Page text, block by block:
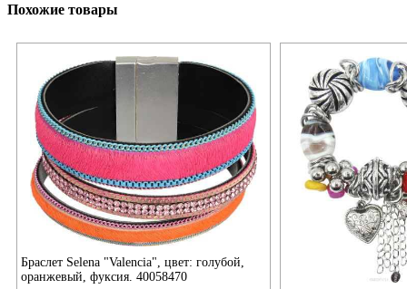
Похожие товары
Браслет Selena "Valencia", цвет: голубой,
оранжевый, фуксия. 40058470